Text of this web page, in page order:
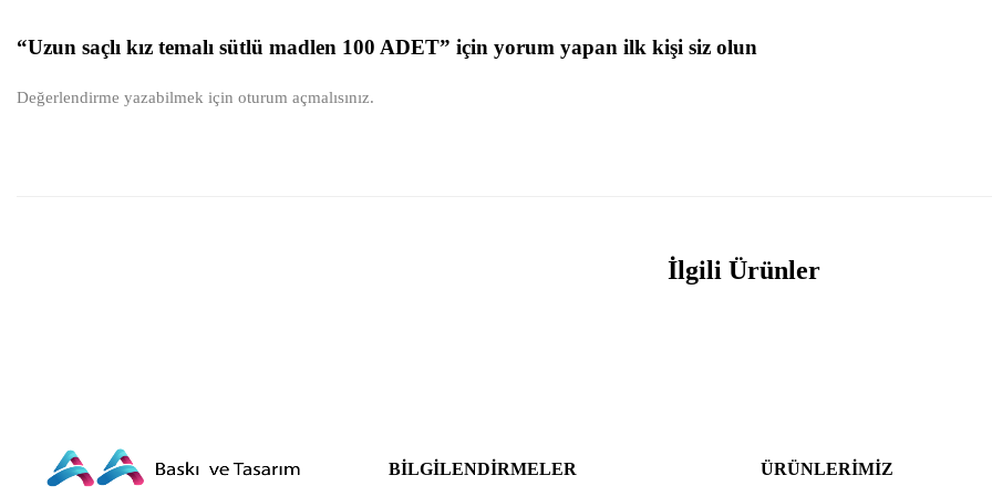
“Uzun saçlı kız temalı sütlü madlen 100 ADET” için yorum yapan ilk kişi siz olun
Değerlendirme yazabilmek için oturum açmalısınız.
İlgili Ürünler
BILGILENDIRMELER ÜRÜNLERIMIZ